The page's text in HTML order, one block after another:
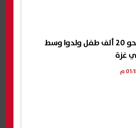
الأمم المتحدة: نحو 20 ألف طفل ولدوا وسط
غزة